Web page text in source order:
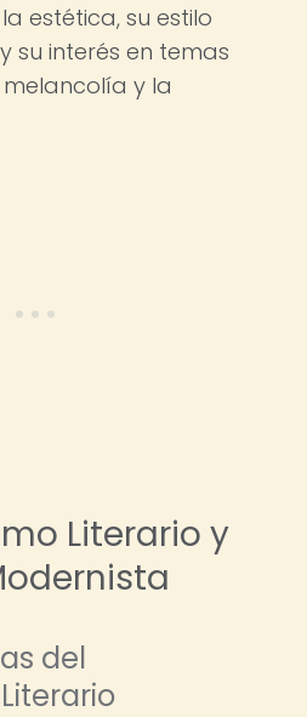
estética, su estilo
su interés en temas
y la
Literario y
del